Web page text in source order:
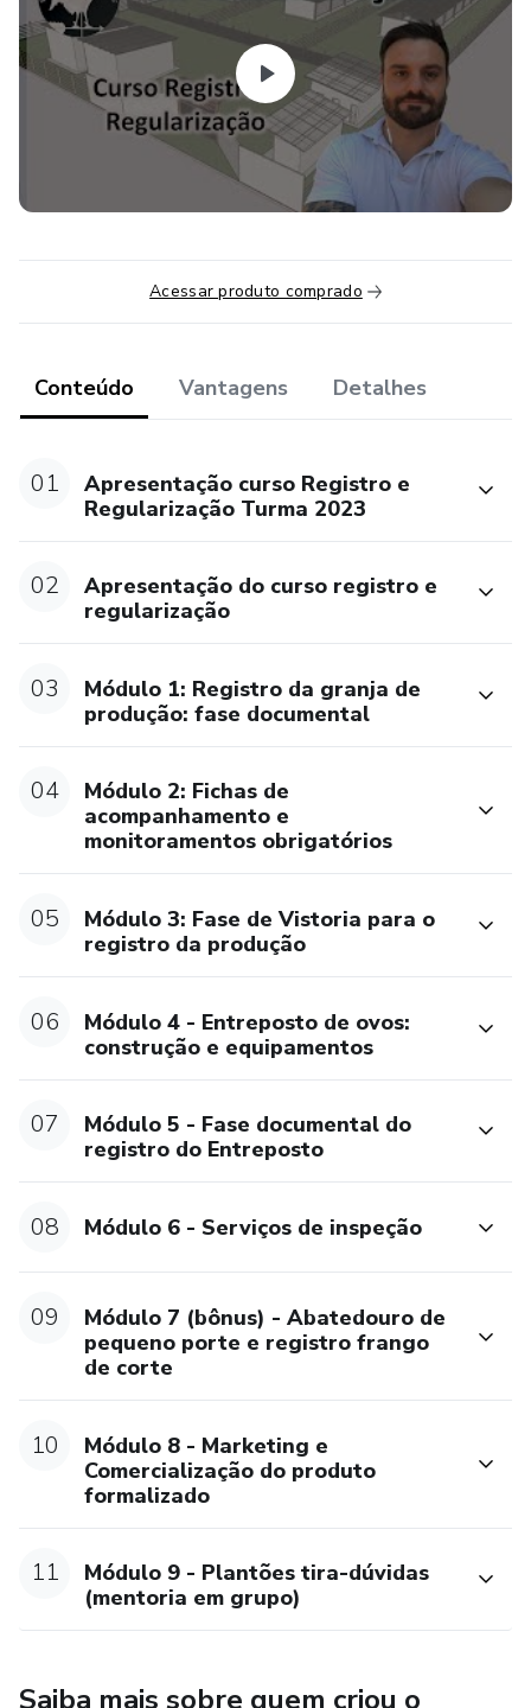
Conheça os diferentes registros do entreposto e defina
seu melhor caminho;
Aprenda como agregar valor e escalar seu negócio com o
Acessar produto comprado
Conteúdo Vantagens Detalhes
01
Apresentação curso Registro e
Regularização Turma 2023
02
Apresentação do curso registro e
regularização
03
Módulo 1: Registro da granja de
produção: fase documental
04
Módulo 2: Fichas de
acompanhamento e
monitoramentos obrigatórios
05
Módulo 3: Fase de Vistoria para o
registro da produção
06
Módulo 4 - Entreposto de ovos:
construção e equipamentos
07
Módulo 5 - Fase documental do
registro do Entreposto
08 Módulo 6 - Serviços de inspeção
09
Módulo 7 (bônus) - Abatedouro de
pequeno porte e registro frango
de corte
10
Módulo 8 - Marketing e
Comercialização do produto
formalizado
11
Módulo 9 - Plantões tira-dúvidas
(mentoria em grupo)
Saiba mais sobre quem criou o